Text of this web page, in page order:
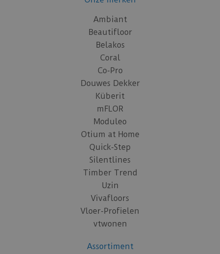
Ambiant
Beautifloor
Belakos
Coral
Co-Pro
Douwes Dekker
Küberit
mFLOR
Moduleo
Otium at Home
Quick-Step
Silentlines
Timber Trend
Uzin
Vivafloors
Vloer-Profielen
vtwonen
Assortiment